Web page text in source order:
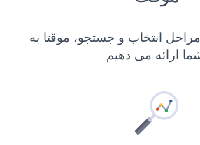
انتخاب و جستجو، موقتا به